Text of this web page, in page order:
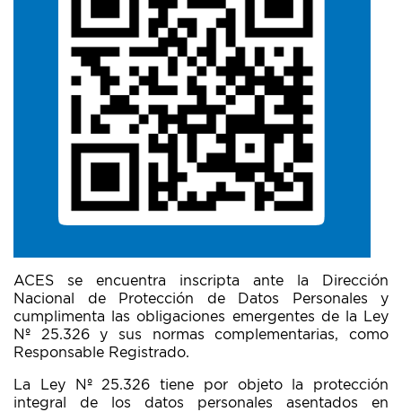
ACES se encuentra inscripta ante la Dirección
Nacional de Protección de Datos Personales y
cumplimenta las obligaciones emergentes de la Ley
Nº 25.326 y sus normas complementarias, como
Responsable Registrado.
La Ley Nº 25.326 tiene por objeto la protección
integral de los datos personales asentados en